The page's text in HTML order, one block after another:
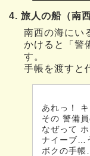
4. 旅人の船（南
南西の海にい
かけると「警
す。
手帳を渡すと
あれっ！
その 警備
なぜって
ナイーブ…
ボクの手帳…